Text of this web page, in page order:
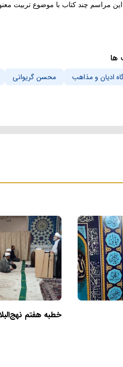
این مراسم چند کتاب با موضوع تربیت
ها
ادیان و مذاهب محسن گریوانی
خطبه هفتم